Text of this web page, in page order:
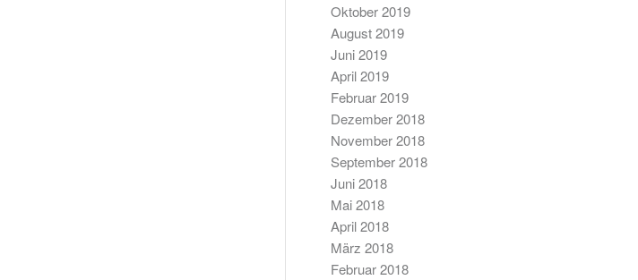
Oktober 2019
August 2019
Juni 2019
April 2019
Februar 2019
Dezember 2018
November 2018
September 2018
Juni 2018
Mai 2018
April 2018
März 2018
Februar 2018